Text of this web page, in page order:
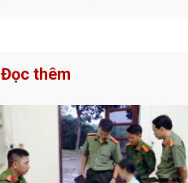
Đọc thêm